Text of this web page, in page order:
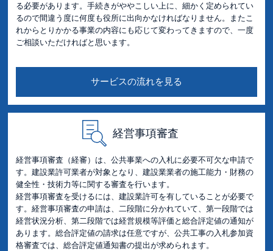
る必要があります。手続きがややこしい上に、細かく定められてい
るので間違う度に何度も役所に出向かなければなりません。またこ
れからとりかかる事業の内容にも応じて変わってきますので、一度
ご相談いただければと思います。
サービスの流れを見る
経営事項審査
経営事項審査（経審）は、公共事業への入札に必要不可欠な申請で
す。建設業許可業者が対象となり、建設業業者の施工能力・財務の
健全性・技術力等に関する審査を行います。
経営事項審査を受けるには、建設業許可を有していることが必要で
す。経営事項審査の申請は、二段階に分かれていて、第一段階では
経営状況分析、第二段階では経営規模等評価と総合評定値の通知が
あります。総合評定値の請求は任意ですが、公共工事の入札参加資
格審査では、総合評定値通知書の提出が求められます。